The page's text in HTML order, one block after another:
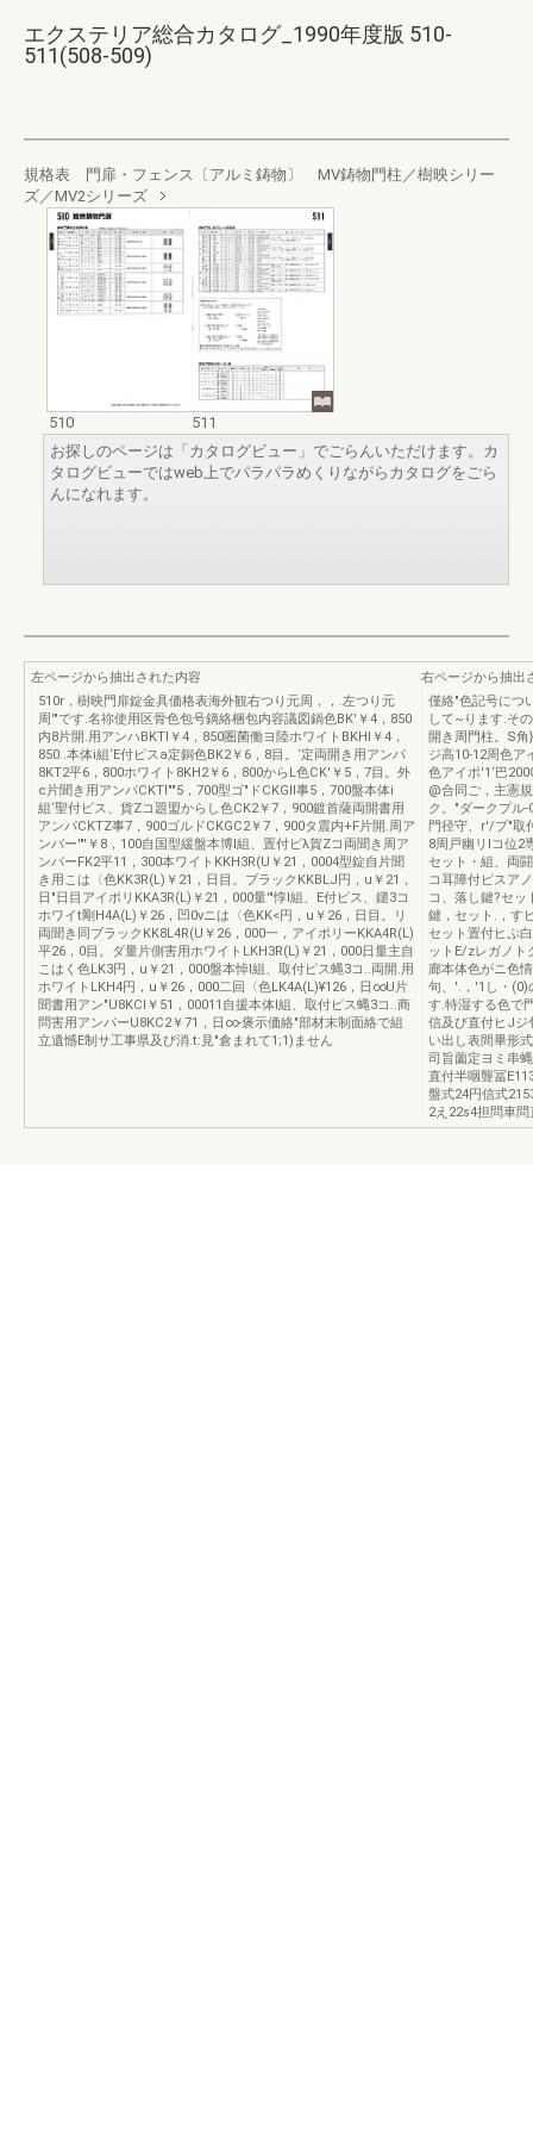
エクステリア総合カタログ_1990年度版 510-
511(508-509)
規格表 門扉・フェンス〔アルミ鋳物〕 MV鋳物門柱／樹映シリー
ズ／MV2シリーズ
510
511
お探しのページは「カタログビュー」でごらんいただけます。カ
タログビューではweb上でパラパラめくりながらカタログをごら
んになれます。
左ページから抽出された内容
510r，樹映門扉錠金具価格表海外観右つり元周，，.左つり元
周'"です.名祢使用区骨色包号鏑絡梱包内容議図鍋色BK'￥4，850
内8片開.用アンハBKTI￥4，850圏菌働ヨ陸ホワイトBKHI￥4，
850..本体i組‘E付ピスa定銅色BK2￥6，8目。‘定両開き用アンパ
8KT2平6，800ホワイト8KH2￥6，800からL色CK'￥5，7目。外
c片聞き用アンパCKTI""5，700型ゴ"ドCKGII事5，700盤本体i
組‘聖付ビス、貨Zコ題盟からし色CK2￥7，900鍍首薩両開書用
アンパCKTZ事7，900ゴルドCKGC2￥7，900タ震内+F片開.周ア
ンバー'"'￥8，100自国型緩盤本博l組、置付ピλ賀Zコ両聞き周ア
ンパーFK2平11，300本ワイトKKH3R(U￥21，0004型錠自片聞
き用こは〈色KK3R(L)￥21，日目。ブラックKKBLJ円，u￥21，
日"日目アイポリKKA3R(L)￥21，000量'"惇l組、E付ピス、鑓3コ
ホワイt剛H4A(L)￥26，凹0νニは〈色KK<円，u￥26，日目。リ
両聞き同ブラックKK8L4R(U￥26，000一，アイポリーKKA4R(L)
平26，0目。ダ量片側害用ホワイトLKH3R(L)￥21，000日量主自
こはく色LK3円，u￥21，000盤本悼l組、取付ピス蝿3コ..両開.用
ホワイトLKH4円，u￥26，000二回〈色LK4A(L)¥126，日∞U片
聞書用アン"U8KCI￥51，00011自援本体l組、取付ピス蝿3コ..商
問害用アンパーU8KC2￥71，日∞-褒示価絡"部材末制面絡で組
立遺憾E制サ工事県及び消.t:見"倉まれて1;1)ません
右ページから抽出
僅絡"色記号につ
して~ります.そ
開き周門柱。S
ジ高10-12周色ア
色アイポ'1‘巴
@合同ご，主憲
ク。"ダークプル
門径守、r'/プ"取
8周戸幽リlコ位2
セット・組、両
コ耳障付ピスア
コ、落し鍵?セッ
鍵，セット.，す
セット置付ヒぷ
ットE/zレガノト
廊本体色がニ色
句、'.，'1し・(0)
す.特湿する色で
信及び直付ヒJジ
い出し表間畢形
司旨薗定ヨミ串
直付半咽聾冨
盤式24円信式
2え22s4担問車